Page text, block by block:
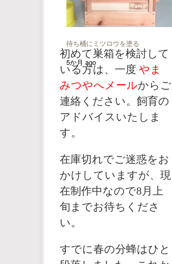
待ち桶にミツロウを塗る
5か月 ago
初めて巣箱を検討して
いる方は、一度 やま
みつやへメールからご
連絡ください。飼育の
アドバイスいたしま
す。
在庫切れでご迷惑をお
かけしていますが、現
在制作中なので8月上
旬までお待ちくださ
い。
すでに春の分蜂はひと